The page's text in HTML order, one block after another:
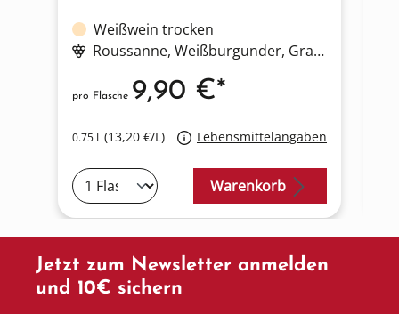
Weißwein trocken
Roussanne, Weißburgunder, Grauburgunder
0.75 L(13,20 €/L) Lebensmittelangaben
pro Flasche 9,90 €*
Warenkorb
Jetzt zum Newsletter anmelden
und 10€ sichern